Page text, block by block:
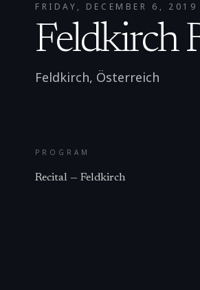
FRIDAY, DECEMBER 6, 2019
Feldkirch
Feldkirch, Österreich
PROGRAM
Recital — Feldkirch